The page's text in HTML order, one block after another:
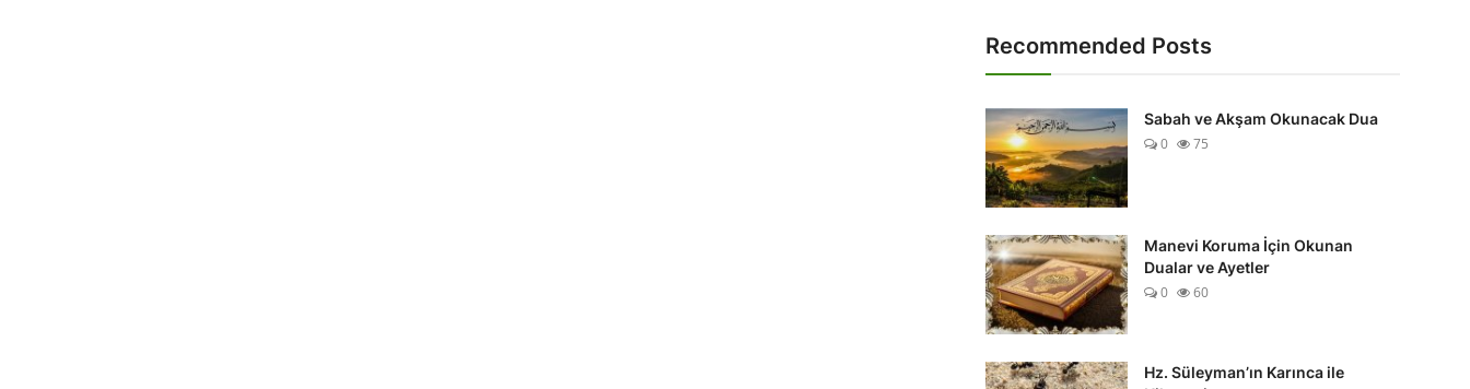
Recommended Posts
Sabah ve Akşam Okunacak Dua
0
75
Manevi Koruma İçin Okunan
Dualar ve Ayetler
0
60
Hz. Süleyman’ın Karınca ile